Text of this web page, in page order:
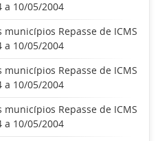
a 10/05/2004
Repasse de ICMS
a 10/05/2004
Repasse de ICMS
a 10/05/2004
Repasse de ICMS
a 10/05/2004